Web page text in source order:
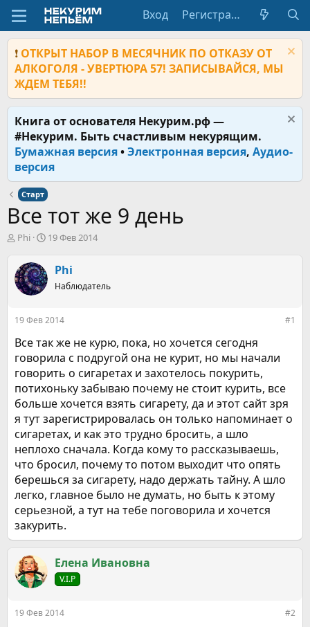
Вход Регистрация
❗ ОТКРЫТ НАБОР В МЕСЯЧНИК ПО ОТКАЗУ ОТ
АЛКОГОЛЯ - УВЕРТЮРА 57! ЗАПИСЫВАЙСЯ, МЫ
ЖДЕМ ТЕБЯ!!
Книга от основателя Некурим.рф —
#Некурим. Быть счастливым некурящим.
Бумажная версия•Электронная версия, Аудио-
версия
Старт
Все тот же 9 день
А
о
р
м
ы
Phi
Д
а
н
а
а
19 Фев 2014
Phi
Наблюдатель
19 Фев 2014 #1
Все так же не курю, пока, но хочется сегодня
говорила с подругой она не курит, но мы начали
говорить о сигаретах и захотелось покурить,
потихоньку забываю почему не стоит курить, все
больше хочется взять сигарету, да и этот сайт зря
я тут зарегистрировалась он только напоминает о
сигаретах, и как это трудно бросить, а шло
неплохо сначала. Когда кому то рассказываешь,
что бросил, почему то потом выходит что опять
берешься за сигарету, надо держать тайну. А шло
легко, главное было не думать, но быть к этому
серьезной, а тут на тебе поговорила и хочется
закурить.
Елена Ивановна
V.I.P
19 Фев 2014 #2